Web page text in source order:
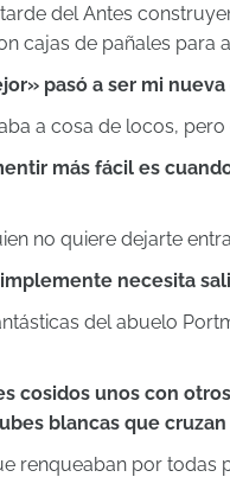
del Antes
cajas de pañales para
pasó a ser mi
a cosa de locos,
más fácil es
no quiere dejarte
necesita
del abuelo
cosidos unos con
blancas que
renqueaban por todas